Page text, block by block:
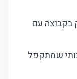
עם
שמתקפל